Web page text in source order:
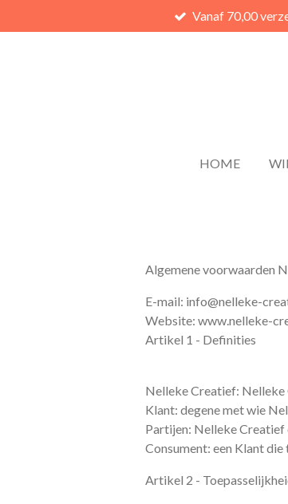
direct
Vanaf 70,00
HOME
Algemene voorwaarden
E-mail: info@nelleke-
Website: www.nelleke-
Artikel 1 - Definities
Nelleke Creatief:
Klant: degene met wie
Partijen: Nelleke Creatief
Consument: een Klant
Artikel 2 -